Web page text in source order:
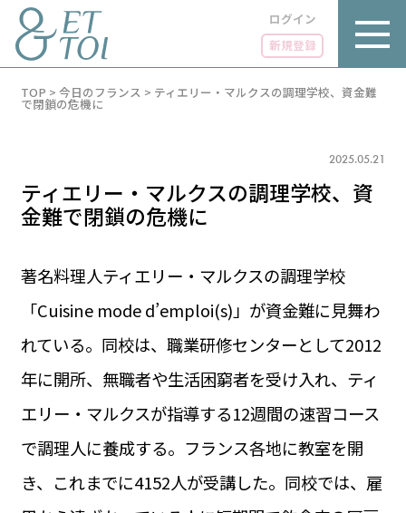
ログイン
新規登録
LUXE
グルメ
LIFE STYLE
BUSINESS
ビジネス・キャリア
INFOS PRATIQUES
PARIS 14℃ / 12℃
FR 05:14 ／ JP 12:14
1€＝182.73円
お問い合わせ
運営会社
サイトポリシー
TOP > 今日のフランス > ティエリー・マルクスの調理学校、資金難
で閉鎖の危機に
2025.05.21
ティエリー・マルクスの調理学校、資
金難で閉鎖の危機に
著名料理人ティエリー・マルクスの調理学校
「Cuisine mode d’emploi(s)」が資金難に見舞わ
れている。同校は、職業研修センターとして2012
年に開所、無職者や生活困窮者を受け入れ、ティ
エリー・マルクスが指導する12週間の速習コース
で調理人に養成する。フランス各地に教室を開
き、これまでに4152人が受講した。同校では、雇